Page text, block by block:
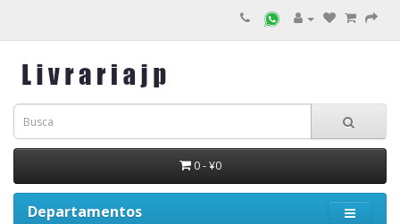
0 - ¥0
Departamentos